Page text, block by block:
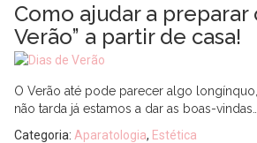
Como ajudar a preparar
Verão” a partir de casa!
O Verão até pode parecer algo
não tarda já estamos a dar as boas-vindas…
Categoria: Aparatologia, Estética